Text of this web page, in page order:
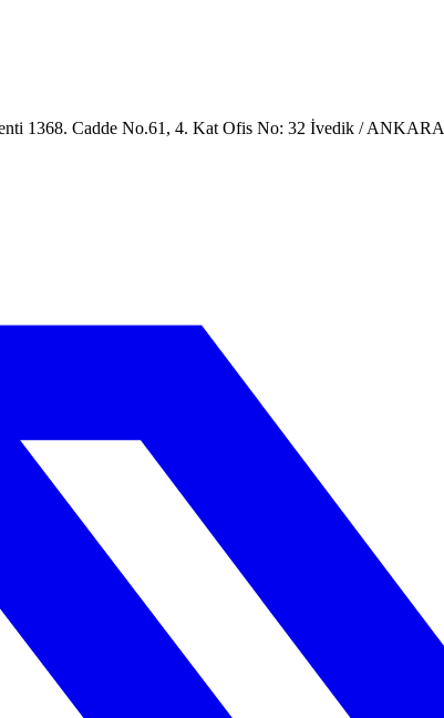
1368. Cadde No.61, 4. Kat Ofis No: 32 İvedik / ANKARA